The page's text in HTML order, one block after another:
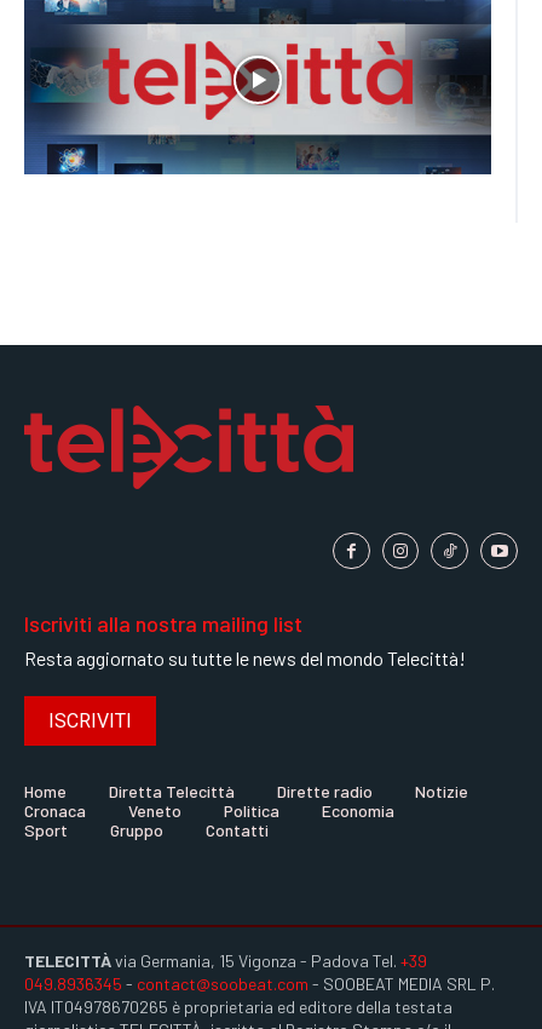
Iscriviti alla nostra mailing list
Resta aggiornato su tutte le news del mondo Telecittà!
ISCRIVITI
Home Diretta Telecittà Dirette radio
Notizie
Cronaca
Veneto Politica
Economia
Sport
Gruppo Contatti
TELECITTÀvia Germania, 15 Vigonza - Padova Tel. +39
049.8936345 - contact@soobeat.com - SOOBEAT MEDIA SRL P.
IVA IT04978670265 è proprietaria ed editore della testata